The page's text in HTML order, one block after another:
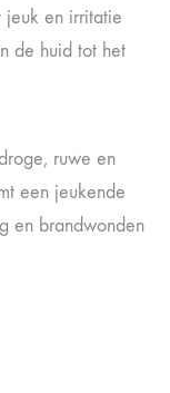
jeuk en irritatie
de huid tot het
ruwe en
een jeukende
en brandwonden